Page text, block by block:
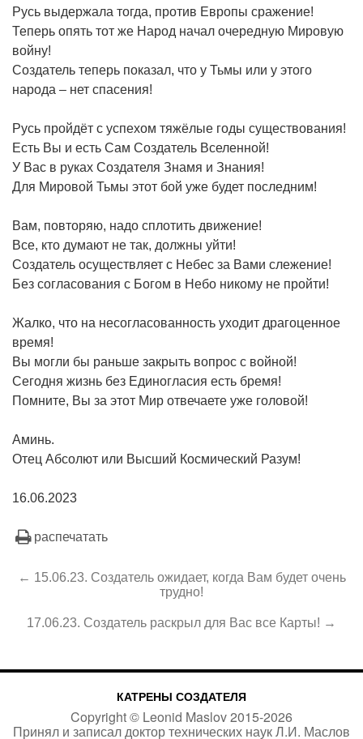
Русь выдержала тогда, против Европы сражение!
Теперь опять тот же Народ начал очередную Мировую
войну!
Создатель теперь показал, что у Тьмы или у этого
народа – нет спасения!
Русь пройдёт с успехом тяжёлые годы существования!
Есть Вы и есть Сам Создатель Вселенной!
У Вас в руках Создателя Знамя и Знания!
Для Мировой Тьмы этот бой уже будет последним!
Вам, повторяю, надо сплотить движение!
Все, кто думают не так, должны уйти!
Создатель осуществляет с Небес за Вами слежение!
Без согласования с Богом в Небо никому не пройти!
Жалко, что на несогласованность уходит драгоценное
время!
Вы могли бы раньше закрыть вопрос с войной!
Сегодня жизнь без Единогласия есть бремя!
Помните, Вы за этот Мир отвечаете уже головой!
Аминь.
Отец Абсолют или Высший Космический Разум!
16.06.2023
распечатать
← 15.06.23. Создатель ожидает, когда Вам будет очень
трудно!
17.06.23. Создатель раскрыл для Вас все Карты! →
КАТРЕНЫ СОЗДАТЕЛЯ
Copyright © Leonid Maslov2015-2026
Принял и записал доктор технических наук Л.И. Маслов